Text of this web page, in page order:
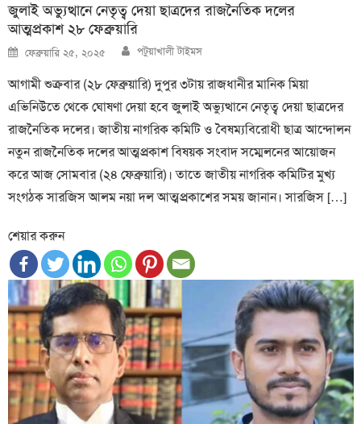
জুলাই অভ্যুত্থানে নেতৃত্ব দেয়া ছাত্রদের রাজনৈতিক দলের
আত্মপ্রকাশ ২৮ ফেব্রুয়ারি
Posted
on
ফেব্রুয়ারি ২৫, ২০২৫ Author
পটুয়াখালী টাইমস
আগামী শুক্রবার (২৮ ফেব্রুয়ারি) দুপুর ৩টায় রাজধানীর মানিক মিয়া
এভিনিউতে থেকে ঘোষণা দেয়া হবে জুলাই অভ্যুত্থানে নেতৃত্ব দেয়া ছাত্রদের
রাজনৈতিক দলের। জাতীয় নাগরিক কমিটি ও বৈষম্যবিরোধী ছাত্র আন্দোলন
নতুন রাজনৈতিক দলের আত্মপ্রকাশ বিষয়ক সংবাদ সম্মেলনের আয়োজন
করে আজ সোমবার (২৪ ফেব্রুয়ারি)। তাতে জাতীয় নাগরিক কমিটির মুখ্য
সংগঠক সারজিস আলম নয়া দল আত্মপ্রকাশের সময় জানান। সারজিস […]
শেয়ার করুন